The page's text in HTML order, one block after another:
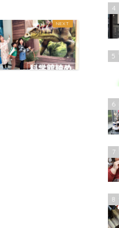
4
5
6
7
8